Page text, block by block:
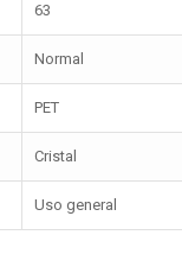
63
Normal
PET
Cristal
Uso general